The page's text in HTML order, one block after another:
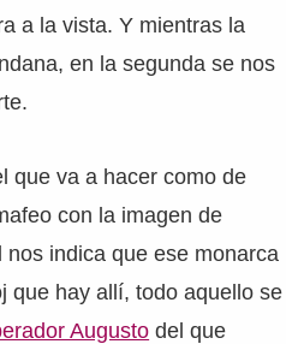
a la vista. Y mientras la
en la segunda se nos
que va a hacer como de
con la imagen de
indica que ese monarca
que hay allí, todo aquello se
Augusto del que